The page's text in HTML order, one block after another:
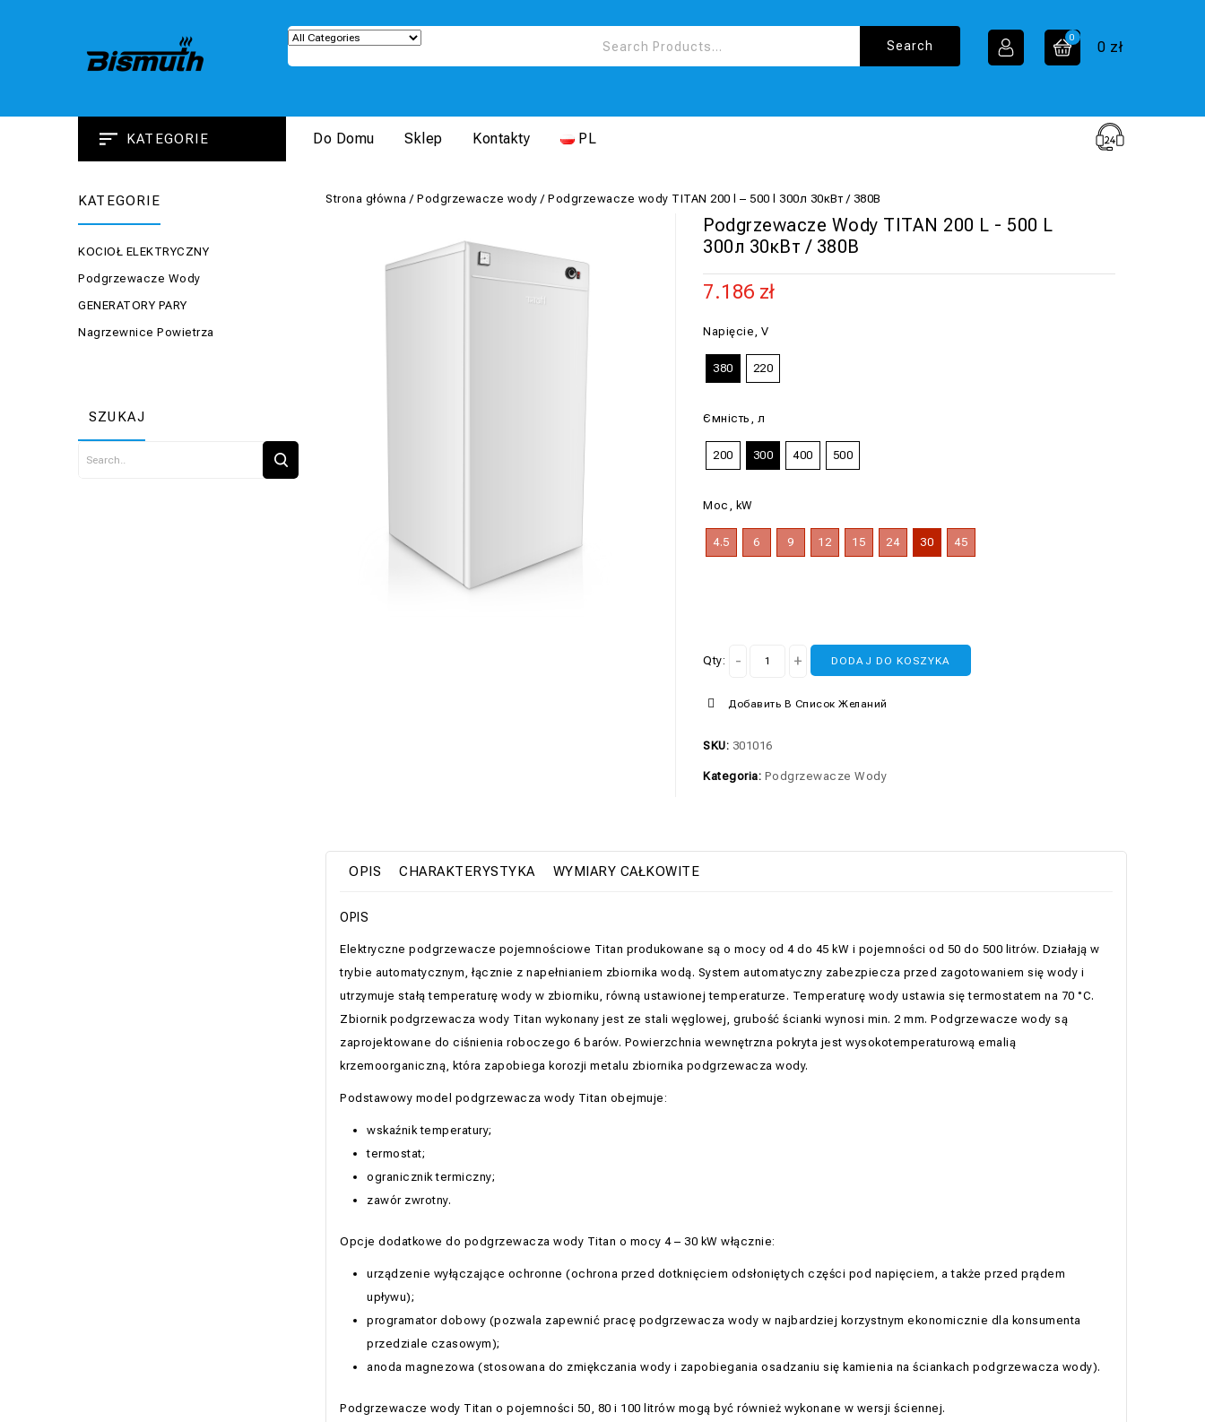
0
0 zł
KATEGORIE Do Domu Sklep Kontakty PL
KATEGORIE
KOCIOŁ ELEKTRYCZNY
Podgrzewacze Wody
GENERATORY PARY
Nagrzewnice Powietrza
SZUKAJ
Strona główna / Podgrzewacze wody / Podgrzewacze wody TITAN 200 l – 500 l 300л 30кВт / 380В
Podgrzewacze Wody TITAN 200 L - 500 L
300л 30кВт / 380В
7.186 zł
Napięcie, V
380 220
Ємність, л
200 300 400 500
Moc, kW
4.5 6 9 12 15 24 30 45
Qty: DODAJ DO KOSZYKA
Добавить В Список Желаний
SKU: 301016
Kategoria: Podgrzewacze Wody
OPIS CHARAKTERYSTYKA WYMIARY CAŁKOWITE
OPIS
Elektryczne podgrzewacze pojemnościowe Titan produkowane są o mocy od 4 do 45 kW i pojemności od 50 do 500 litrów. Działają w
trybie automatycznym, łącznie z napełnianiem zbiornika wodą. System automatyczny zabezpiecza przed zagotowaniem się wody i
utrzymuje stałą temperaturę wody w zbiorniku, równą ustawionej temperaturze. Temperaturę wody ustawia się termostatem na 70 °C.
Zbiornik podgrzewacza wody Titan wykonany jest ze stali węglowej, grubość ścianki wynosi min. 2 mm. Podgrzewacze wody są
zaprojektowane do ciśnienia roboczego 6 barów. Powierzchnia wewnętrzna pokryta jest wysokotemperaturową emalią
krzemoorganiczną, która zapobiega korozji metalu zbiornika podgrzewacza wody.
Podstawowy model podgrzewacza wody Titan obejmuje:
wskaźnik temperatury;
termostat;
ogranicznik termiczny;
zawór zwrotny.
Opcje dodatkowe do podgrzewacza wody Titan o mocy 4 – 30 kW włącznie:
urządzenie wyłączające ochronne (ochrona przed dotknięciem odsłoniętych części pod napięciem, a także przed prądem
upływu);
programator dobowy (pozwala zapewnić pracę podgrzewacza wody w najbardziej korzystnym ekonomicznie dla konsumenta
przedziale czasowym);
anoda magnezowa (stosowana do zmiękczania wody i zapobiegania osadzaniu się kamienia na ściankach podgrzewacza wody).
Podgrzewacze wody Titan o pojemności 50, 80 i 100 litrów mogą być również wykonane w wersji ściennej.